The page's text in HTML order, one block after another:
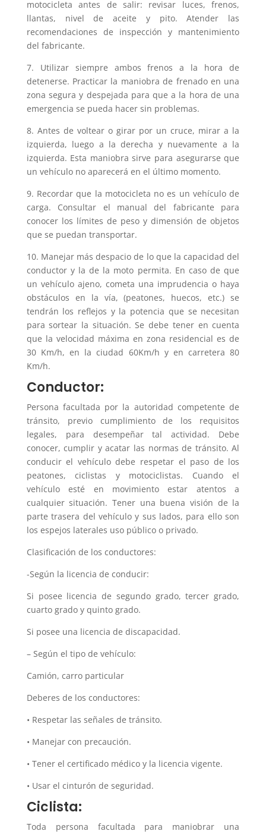
motocicleta antes de salir: revisar luces, frenos,
llantas, nivel de aceite y pito. Atender las
recomendaciones de inspección y mantenimiento
del fabricante.
7. Utilizar siempre ambos frenos a la hora de
detenerse. Practicar la maniobra de frenado en una
zona segura y despejada para que a la hora de una
emergencia se pueda hacer sin problemas.
8. Antes de voltear o girar por un cruce, mirar a la
izquierda, luego a la derecha y nuevamente a la
izquierda. Esta maniobra sirve para asegurarse que
un vehículo no aparecerá en el último momento.
9. Recordar que la motocicleta no es un vehículo de
carga. Consultar el manual del fabricante para
conocer los límites de peso y dimensión de objetos
que se puedan transportar.
10. Manejar más despacio de lo que la capacidad del
conductor y la de la moto permita. En caso de que
un vehículo ajeno, cometa una imprudencia o haya
obstáculos en la vía, (peatones, huecos, etc.) se
tendrán los reflejos y la potencia que se necesitan
para sortear la situación. Se debe tener en cuenta
que la velocidad máxima en zona residencial es de
30 Km/h, en la ciudad 60Km/h y en carretera 80
Km/h.
Conductor:
Persona facultada por la autoridad competente de
tránsito, previo cumplimiento de los requisitos
legales, para desempeñar tal actividad. Debe
conocer, cumplir y acatar las normas de tránsito. Al
conducir el vehículo debe respetar el paso de los
peatones, ciclistas y motociclistas. Cuando el
vehículo esté en movimiento estar atentos a
cualquier situación. Tener una buena visión de la
parte trasera del vehículo y sus lados, para ello son
los espejos laterales uso público o privado.
Clasificación de los conductores:
-Según la licencia de conducir:
Si posee licencia de segundo grado, tercer grado,
cuarto grado y quinto grado.
Si posee una licencia de discapacidad.
– Según el tipo de vehículo:
Camión, carro particular
Deberes de los conductores:
• Respetar las señales de tránsito.
• Manejar con precaución.
• Tener el certificado médico y la licencia vigente.
• Usar el cinturón de seguridad.
Ciclista:
Toda persona facultada para maniobrar una